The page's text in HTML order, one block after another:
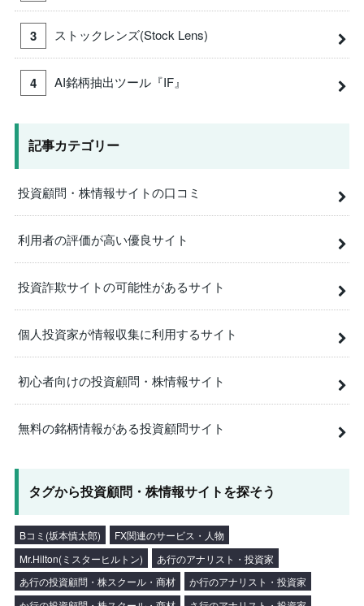
ストックレンズ(Stock Lens)
AI銘柄抽出ツール『IF』
記事カテゴリー
投資顧問・株情報サイトの口コミ
利用者の評価が高い優良サイト
投資詐欺サイトの可能性があるサイト
個人投資家が情報収集に利用するサイト
初心者向けの投資顧問・株情報サイト
無料の銘柄情報がある投資顧問サイト
タグから投資顧問・株情報サイトを探そう
Bコミ(坂本慎太郎)
FX関連のサービス・人物
Mr.Hilton(ミスターヒルトン)
あ行のアナリスト・投資家
あ行の投資顧問・株スクール・商材
か行のアナリスト・投資家